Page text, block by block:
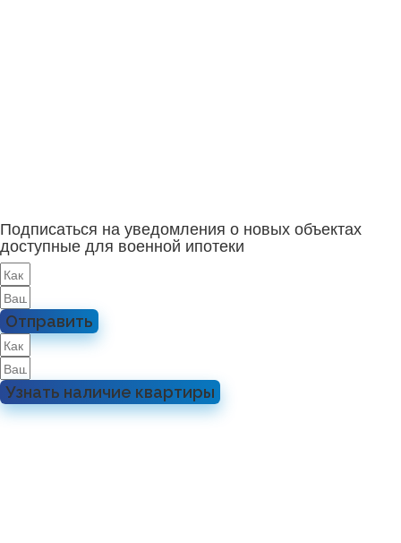
Подписаться на уведомления о новых объектах
доступные для военной ипотеки
Отправить
Узнать наличие квартиры